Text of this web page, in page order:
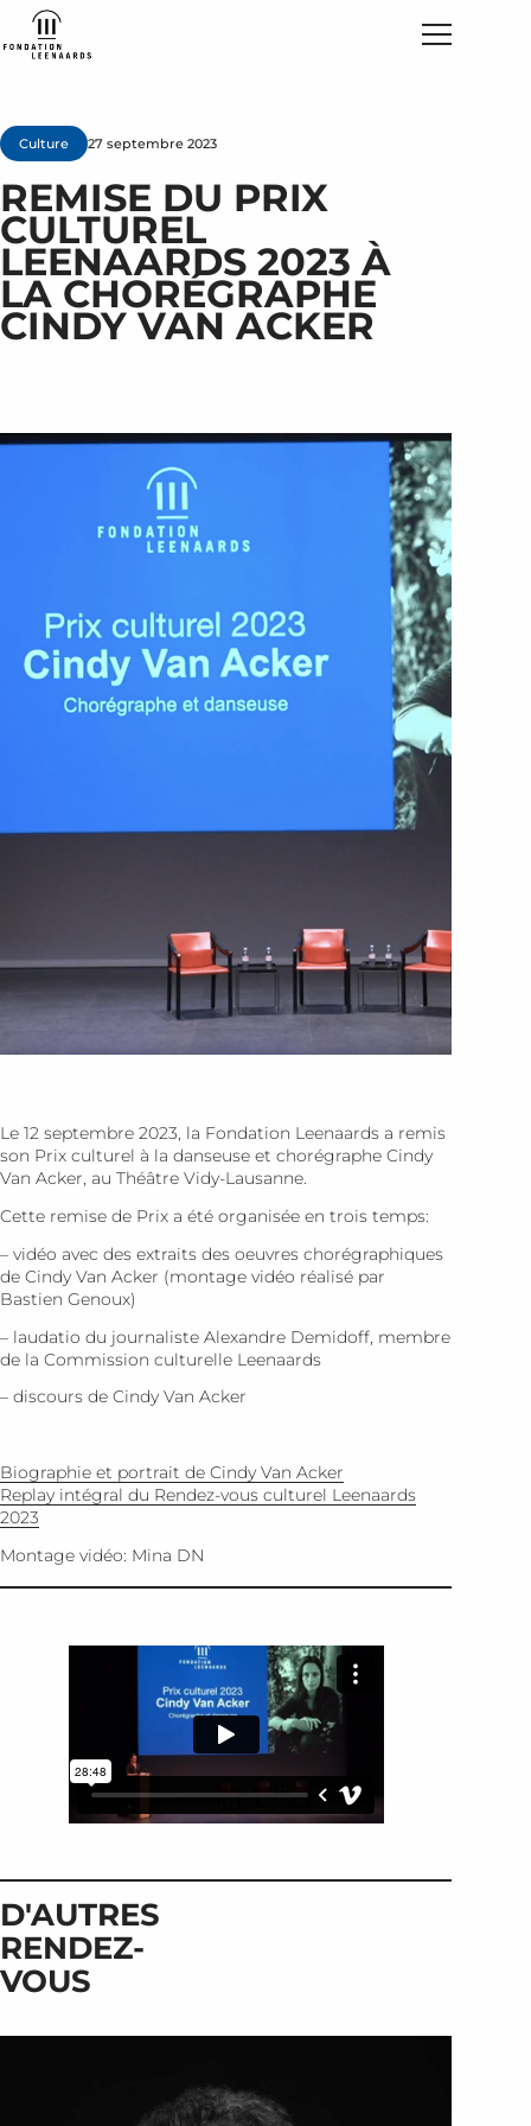
Culture 27 septembre 2023
REMISE DU PRIX
CULTUREL
LEENAARDS 2023 À
LA CHORÉGRAPHE
CINDY VAN ACKER
Le 12 septembre 2023, la Fondation Leenaards a remis
son Prix culturel à la danseuse et chorégraphe Cindy
Van Acker, au Théâtre Vidy-Lausanne.
Cette remise de Prix a été organisée en trois temps:
– vidéo avec des extraits des oeuvres chorégraphiques
de Cindy Van Acker (montage vidéo réalisé par
Bastien Genoux)
– laudatio du journaliste Alexandre Demidoff, membre
de la Commission culturelle Leenaards
– discours de Cindy Van Acker
Biographie et portrait de Cindy Van Acker
Replay intégral du Rendez-vous culturel Leenaards
2023
Montage vidéo: Mina DN
D'AUTRES
RENDEZ-
VOUS